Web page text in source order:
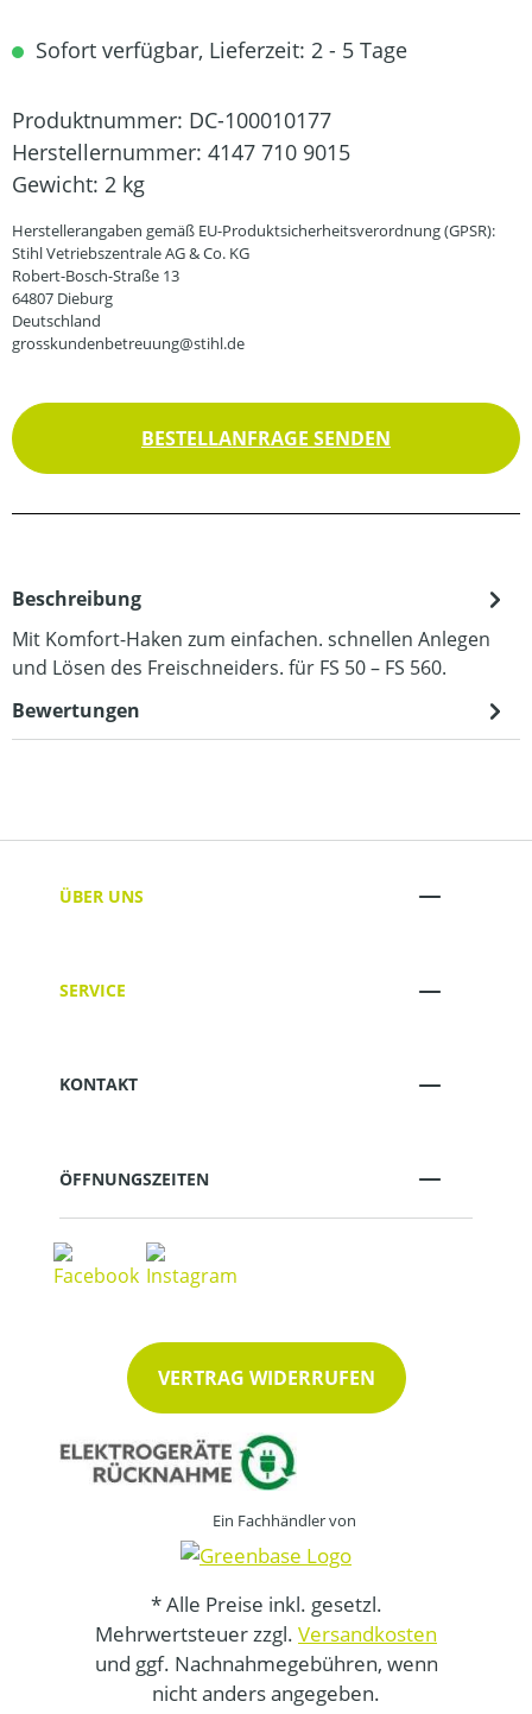
Sofort verfügbar, Lieferzeit: 2 - 5 Tage
Produktnummer: DC-100010177
Herstellernummer: 4147 710 9015
Gewicht: 2 kg
Herstellerangaben gemäß EU-Produktsicherheitsverordnung (GPSR):
Stihl Vetriebszentrale AG & Co. KG
Robert-Bosch-Straße 13
64807 Dieburg
Deutschland
grosskundenbetreuung@stihl.de
BESTELLANFRAGE SENDEN
Beschreibung
Mit Komfort-Haken zum einfachen. schnellen Anlegen
und Lösen des Freischneiders. für FS 50 – FS 560.
Bewertungen
ÜBER UNS
SERVICE
KONTAKT
ÖFFNUNGSZEITEN
VERTRAG WIDERRUFEN
Ein Fachhändler von
* Alle Preise inkl. gesetzl.
Mehrwertsteuer zzgl. Versandkosten
und ggf. Nachnahmegebühren, wenn
nicht anders angegeben.